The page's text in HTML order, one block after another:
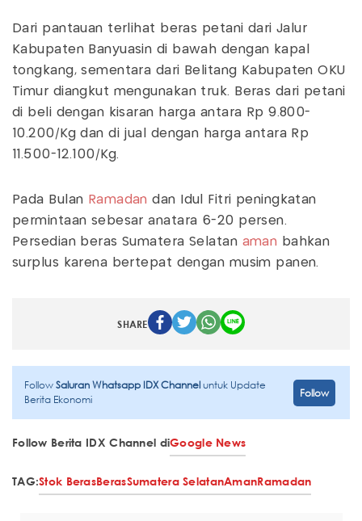
Dari pantauan terlihat beras petani dari Jalur
Kabupaten Banyuasin di bawah dengan kapal
tongkang, sementara dari Belitang Kabupaten OKU
Timur diangkut mengunakan truk. Beras dari petani
di beli dengan kisaran harga antara Rp 9.800-
10.200/Kg dan di jual dengan harga antara Rp
11.500-12.100/Kg.
Pada Bulan Ramadan dan Idul Fitri peningkatan
permintaan sebesar anatara 6-20 persen.
Persedian beras Sumatera Selatan aman bahkan
surplus karena bertepat dengan musim panen.
SHARE
FollowSaluran Whatsapp IDX Channeluntuk Update
Berita Ekonomi
Follow
Follow Berita IDX Channel diGoogle News
TAG:Stok BerasBerasSumatera SelatanAmanRamadan